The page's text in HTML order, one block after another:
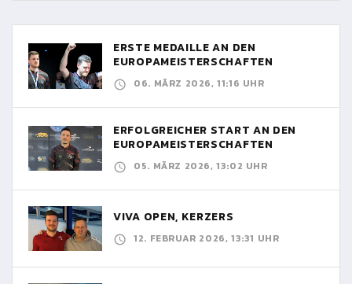
ERSTE MEDAILLE AN DEN
EUROPAMEISTERSCHAFTEN
06. MÄRZ 2026, 11:16 UHR
ERFOLGREICHER START AN DEN
EUROPAMEISTERSCHAFTEN
05. MÄRZ 2026, 13:02 UHR
VIVA OPEN, KERZERS
12. FEBRUAR 2026, 13:31 UHR